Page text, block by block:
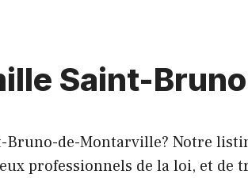
Saint-
de-Montarville? Notre
professionnels de la loi, et de